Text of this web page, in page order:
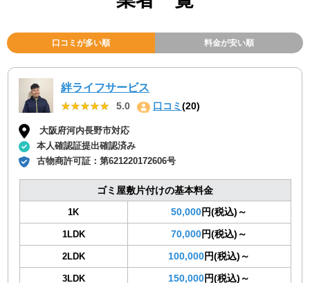
口コミが多い順 料金が安い順
絆ライフサービス
★★★★★
★★★★★ 5.0 口コミ(20)
大阪府河内長野市対応
本人確認証提出確認済み
古物商許可証：第621220172606号
ゴミ屋敷片付けの基本料金
1K 50,000円(税込)～
1LDK 70,000円(税込)～
2LDK 100,000円(税込)～
3LDK 150,000円(税込)～